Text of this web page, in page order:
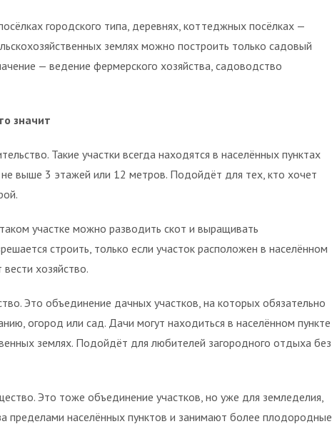
городского типа, деревнях, коттеджных посёлках —
землях можно построить только садовый
— ведение фермерского хозяйства, садоводство
значит
Такие участки всегда находятся в населённых пунктах
выше 3 этажей или 12 метров. Подойдёт для тех, кто хочет
участке можно разводить скот и выращивать
строить, только если участок расположен в населённом
хозяйство.
Это объединение дачных участков, на которых обязательно
огород или сад. Дачи могут находиться в населённом пункте
землях. Подойдёт для любителей загородного отдыха без
Это тоже объединение участков, но уже для земледелия,
пределами населённых пунктов и занимают более плодородные